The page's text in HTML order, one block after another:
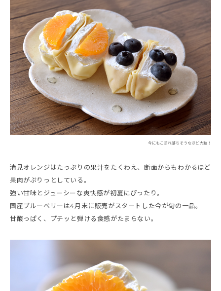
今にもこぼれ落ちそうなほど大粒！
清見オレンジはたっぷりの果汁をたくわえ、断面からもわかるほど
果肉がぷりっとしている。
強い甘味とジューシーな爽快感が初夏にぴったり。
国産ブルーベリーは4月末に販売がスタートした今が旬の一品。
甘酸っぱく、プチッと弾ける食感がたまらない。